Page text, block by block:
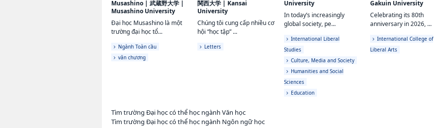
Musashino | 武蔵野大学 |
Musashino University
Đại học Musashino là một
trường đại học tổ...
Ngành Toàn cầu
văn chương
関西大学 | Kansai
University
Chúng tôi cung cấp nhiều cơ
hội “học tập” ...
Letters
University
In today’s increasingly
global society, pe...
International Liberal
Studies
Culture, Media and Society
Humanities and Social
Sciences
Education
Gakuin University
Celebrating its 80th
anniversary in 2026, ...
International College of
Liberal Arts
Tìm trường Đại học có thể học ngành Văn học
Tìm trường Đại học có thể học ngành Ngôn ngữ học